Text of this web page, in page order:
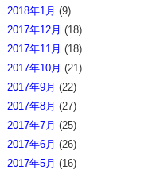
2018年1月 (9)
2017年12月 (18)
2017年11月 (18)
2017年10月 (21)
2017年9月 (22)
2017年8月 (27)
2017年7月 (25)
2017年6月 (26)
2017年5月 (16)